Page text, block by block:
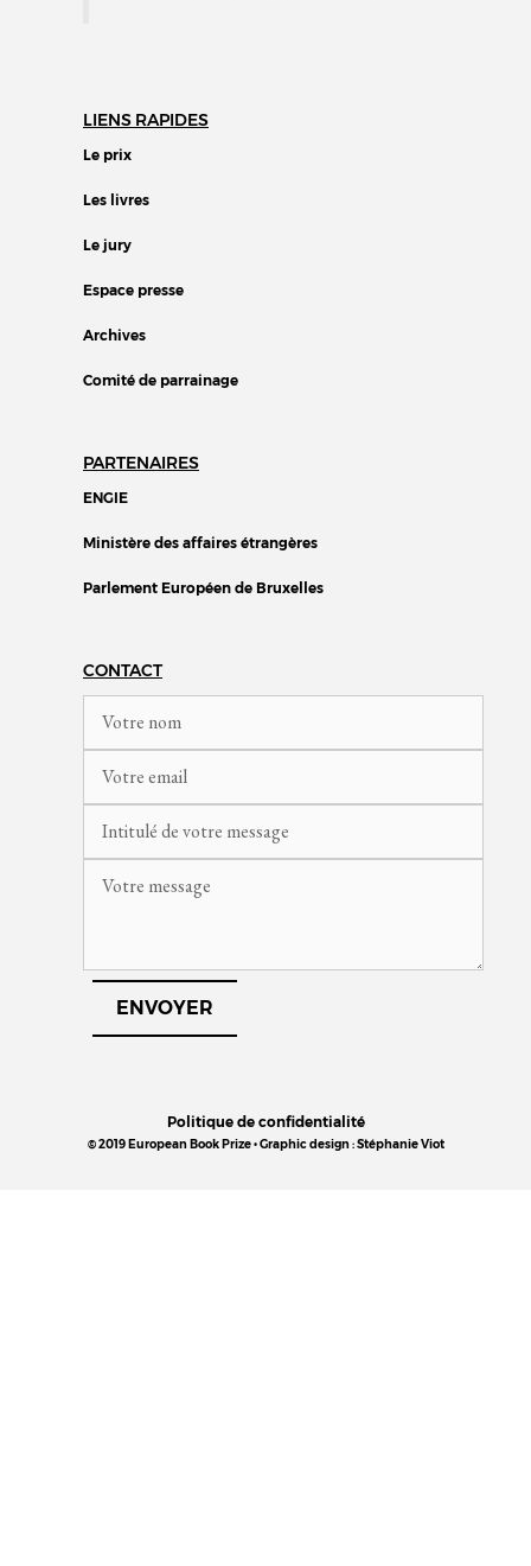
LIENS RAPIDES
Le prix
Les livres
Le jury
Espace presse
Archives
Comité de parrainage
PARTENAIRES
ENGIE
Ministère des affaires étrangères
Parlement Européen de Bruxelles
CONTACT
Politique de confidentialité
© 2019 European Book Prize • Graphic design : Stéphanie Viot